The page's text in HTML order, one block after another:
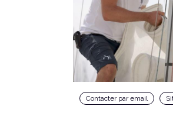
Contacter par email